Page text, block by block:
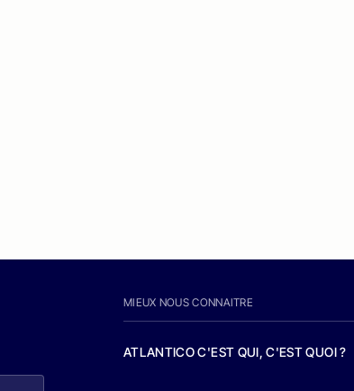
MIEUX NOUS CONNAITRE
ATLANTICO C'EST QUI, C'EST QUOI ?